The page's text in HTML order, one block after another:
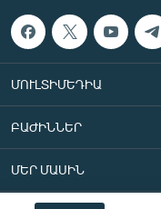
ՄՈՒԼՏԻՄԵԴԻԱ
ԲԱԺԻՆՆԵՐ
ՄԵՐ ՄԱՍԻՆ